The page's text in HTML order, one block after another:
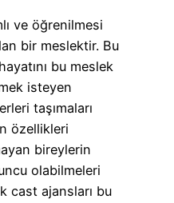
ve öğrenilmesi
bir meslektir. Bu
bu meslek
isteyen
taşımaları
özellikleri
bireylerin
olabilmeleri
cast ajansları bu